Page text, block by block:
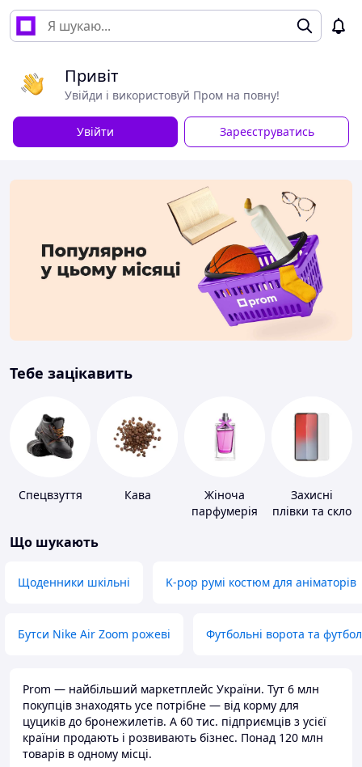
Привіт
Увійди і використовуй Пром на повну!
Увійти Зареєструватись
Тебе зацікавить
Спецвзуття Кава
Жіноча
парфумерія
Захисні
плівки та скло
Що шукають
Щоденники шкільні K-pop румі костюм для аніматорів
Бутси Nike Air Zoom рожеві Футбольні ворота та
Prom — найбільший маркетплейс України. Тут 6 млн
покупців знаходять усе потрібне — від корму для
цуциків до бронежилетів. А 60 тис. підприємців з усієї
країни продають і розвивають бізнес. Понад 120 млн
товарів в одному місці.